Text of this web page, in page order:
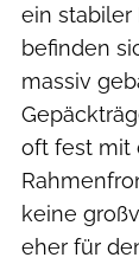
ein stabiler
befinden
massiv
oft fest mit
keine
eher für